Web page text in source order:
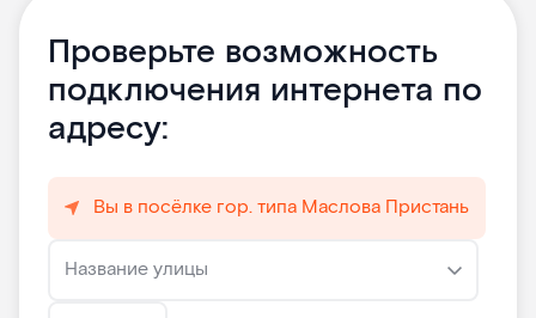
Проверьте возможность
подключения интернета по
адресу:
Вы в посёлке гор. типа Маслова Пристань
Название улицы